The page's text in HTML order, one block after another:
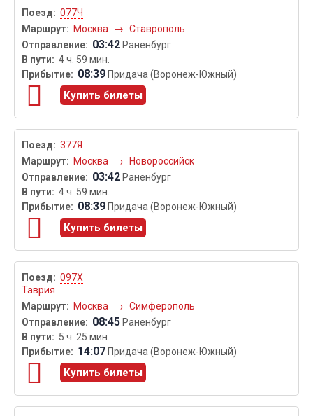
077Ч
Москва
→ Ставрополь
03:42 Раненбург
4 ч. 59 мин.
08:39 Придача (Воронеж-Южный)
Купить билеты
377Я
Москва
→ Новороссийск
03:42 Раненбург
4 ч. 59 мин.
08:39 Придача (Воронеж-Южный)
Купить билеты
097Х
Таврия
Москва
→ Симферополь
08:45 Раненбург
5 ч. 25 мин.
14:07 Придача (Воронеж-Южный)
Купить билеты